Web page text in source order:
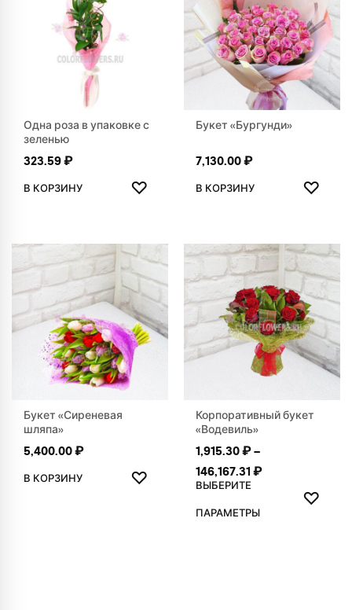
Одна роза в упаковке с
зеленью
323.59₽
В КОРЗИНУ ♡
ДОБАВИТЬ В ИЗБРАННОЕ
Букет «Бургунди»
7,130.00₽
В КОРЗИНУ ♡
Букет «Сиреневая
шляпа»
5,400.00₽
В КОРЗИНУ ♡
ДОБАВИТЬ В ИЗБРАННОЕ
Корпоративный букет
«Водевиль»
1,915.30₽–
146,167.31₽Диапазон цен:
ВЫБЕРИТЕ
ПАРАМЕТРЫ
Этот товар имеет ♡